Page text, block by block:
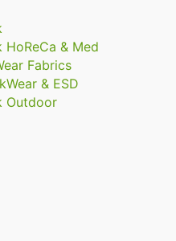
& Med
Fabrics
& ESD
Outdoor